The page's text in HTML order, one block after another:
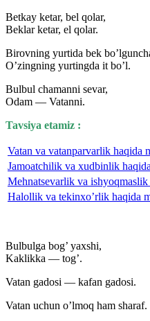
Betkay ketar, bel qolar,
Beklar ketar, el qolar.
Birovning yurtida bek
O’zingning yurtingda it bo’l.
Bulbul chamanni sevar,
Odam — Vatanni.
Tavsiya etamiz :
Vatan va vatanparvarlik haqida
Jamoatchilik va xudbinlik
Mehnatsevarlik va
Halollik va tekinxo’rlik haqida
Bulbulga bog’ yaxshi,
Kaklikka — tog’.
Vatan gadosi — kafan gadosi.
Vatan uchun o’lmoq ham sharaf.